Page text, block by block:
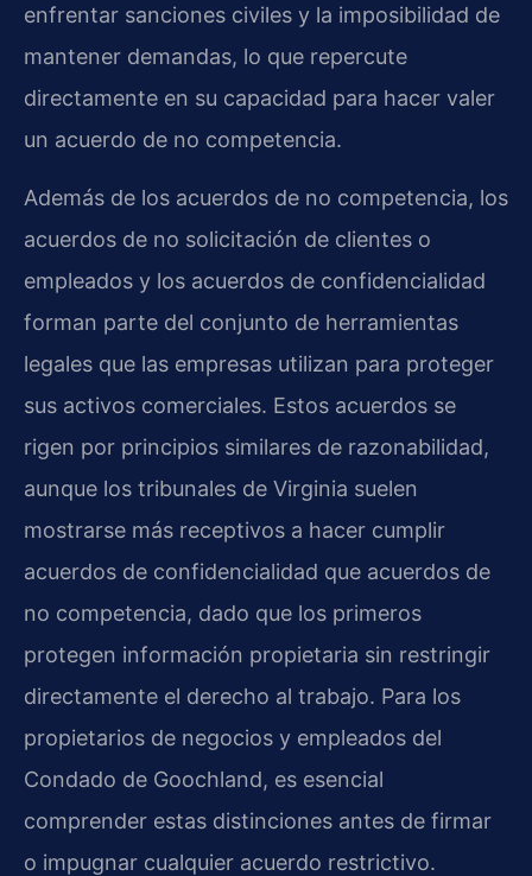
enfrentar sanciones civiles y la imposibilidad de
mantener demandas, lo que repercute
directamente en su capacidad para hacer valer
un acuerdo de no competencia.
Además de los acuerdos de no competencia, los
acuerdos de no solicitación de clientes o
empleados y los acuerdos de confidencialidad
forman parte del conjunto de herramientas
legales que las empresas utilizan para proteger
sus activos comerciales. Estos acuerdos se
rigen por principios similares de razonabilidad,
aunque los tribunales de Virginia suelen
mostrarse más receptivos a hacer cumplir
acuerdos de confidencialidad que acuerdos de
no competencia, dado que los primeros
protegen información propietaria sin restringir
directamente el derecho al trabajo. Para los
propietarios de negocios y empleados del
Condado de Goochland, es esencial
comprender estas distinciones antes de firmar
o impugnar cualquier acuerdo restrictivo.